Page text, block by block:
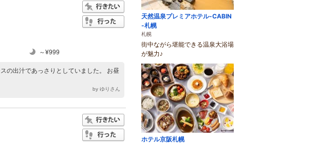
～¥999
の出汁であっさりとしていました。 お昼
by ゆりさん
天然温泉プレミアホテル-CABIN
-札幌
札幌
街中ながら堪能できる温泉大浴場
が魅力♪
ホテル京阪札幌